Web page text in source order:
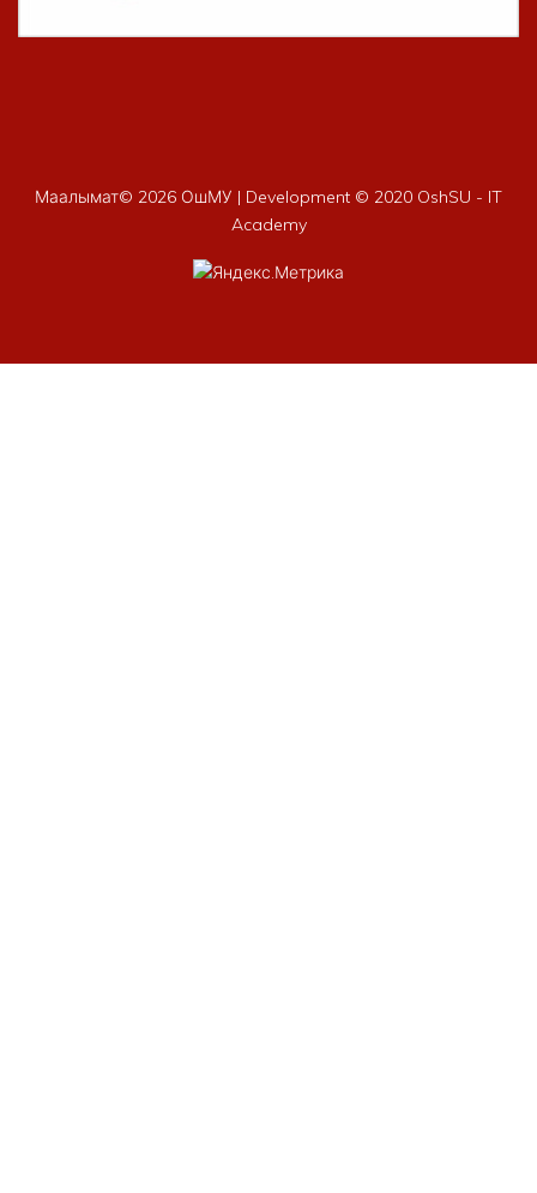
Маалымат© 2026 ОшМУ | Development © 2020 OshSU - IT
Academy